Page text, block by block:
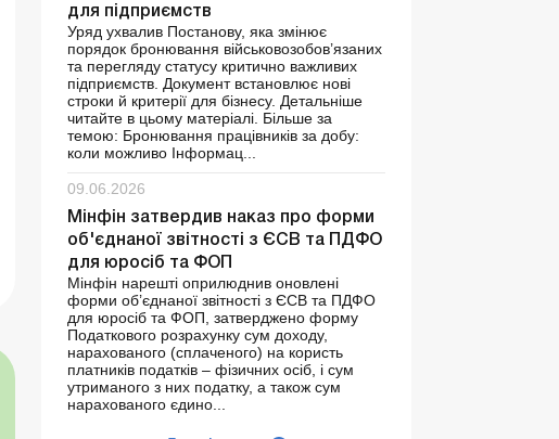
для підприємств
Уряд ухвалив Постанову, яка змінює
порядок бронювання військовозобов’язаних
та перегляду статусу критично важливих
підприємств. Документ встановлює нові
строки й критерії для бізнесу. Детальніше
читайте в цьому матеріалі. Більше за
темою: Бронювання працівників за добу:
коли можливо Інформац...
09.06.2026
Мінфін затвердив наказ про форми
об'єднаної звітності з ЄСВ та ПДФО
для юросіб та ФОП
Мінфін нарешті оприлюднив оновлені
форми об’єднаної звітності з ЄСВ та ПДФО
для юросіб та ФОП, затверджено форму
Податкового розрахунку сум доходу,
нарахованого (сплаченого) на користь
платників податків – фізичних осіб, і сум
утриманого з них податку, а також сум
нарахованого єдино...